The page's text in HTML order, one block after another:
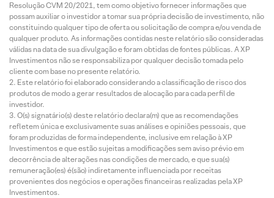
Resolução CVM 20/2021, tem como objetivo fornecer informações que
possam auxiliar o investidor a tomar sua própria decisão de investimento, não
constituindo qualquer tipo de oferta ou solicitação de compra e/ou venda de
qualquer produto. As informações contidas neste relatório são consideradas
válidas na data de sua divulgação e foram obtidas de fontes públicas. A XP
Investimentos não se responsabiliza por qualquer decisão tomada pelo
cliente com base no presente relatório.
Este relatório foi elaborado considerando a classificação de risco dos
produtos de modo a gerar resultados de alocação para cada perfil de
investidor.
O(s) signatário(s) deste relatório declara(m) que as recomendações
refletem única e exclusivamente suas análises e opiniões pessoais, que
foram produzidas de forma independente, inclusive em relação à XP
Investimentos e que estão sujeitas a modificações sem aviso prévio em
decorrência de alterações nas condições de mercado, e que sua(s)
remuneração(es) é(são) indiretamente influenciada por receitas
provenientes dos negócios e operações financeiras realizadas pela XP
Investimentos.